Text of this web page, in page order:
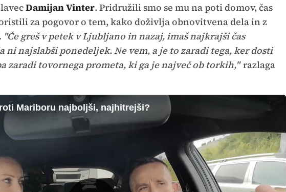
Damijan Vinter. Pridružili smo se mu na poti domov, čas
za pogovor o tem, kako doživlja obnovitvena dela in z
"Če greš v petek v Ljubljano in nazaj, imaš najkrajši čas
ni najslabši ponedeljek. Ne vem, a je to zaradi tega, ker dosti
zaradi tovornega prometa, ki ga je največ ob torkih,"razlaga
Mariboru najboljši, najhitrejši?